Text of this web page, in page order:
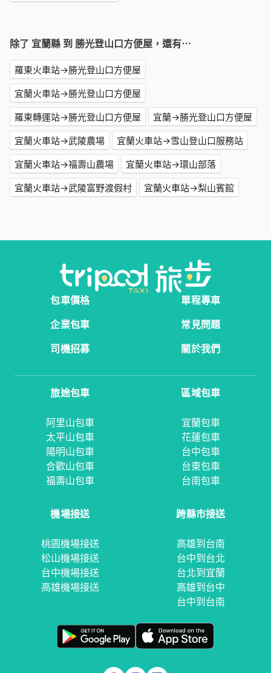
除了 宜蘭縣 到 勝光登山口方便屋，還有⋯
羅東火車站→勝光登山口方便屋
宜蘭火車站→勝光登山口方便屋
羅東轉運站→勝光登山口方便屋
宜蘭→勝光登山口方便屋
宜蘭火車站→武陵農場
宜蘭火車站→雪山登山口服務站
宜蘭火車站→福壽山農場
宜蘭火車站→環山部落
宜蘭火車站→武陵富野渡假村
宜蘭火車站→梨山賓館
包車價格
單程專車
企業包車
常見問題
司機招募
關於我們
旅途包車
阿里山包車
太平山包車
陽明山包車
合歡山包車
福壽山包車
區域包車
宜蘭包車
花蓮包車
台中包車
台東包車
台南包車
機場接送
桃園機場接送
松山機場接送
台中機場接送
高雄機場接送
跨縣市接送
高雄到台南
台中到台北
台北到宜蘭
高雄到台中
台中到台南